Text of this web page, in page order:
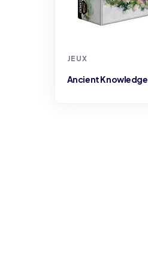
JEUX
Ancient Knowledge